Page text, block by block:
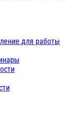
для работы